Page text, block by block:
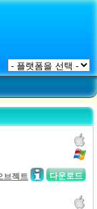
다운로드
브젝트